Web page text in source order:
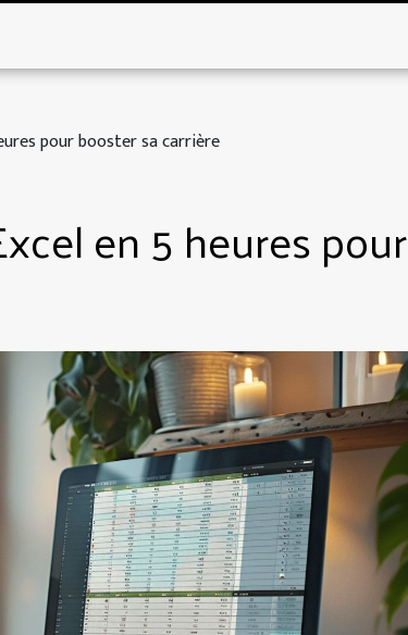
pour booster sa carrière
en 5 heures pour